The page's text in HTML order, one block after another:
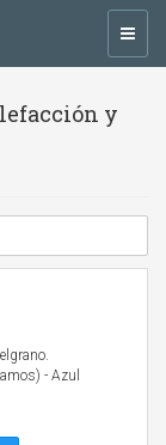
y
- Azul